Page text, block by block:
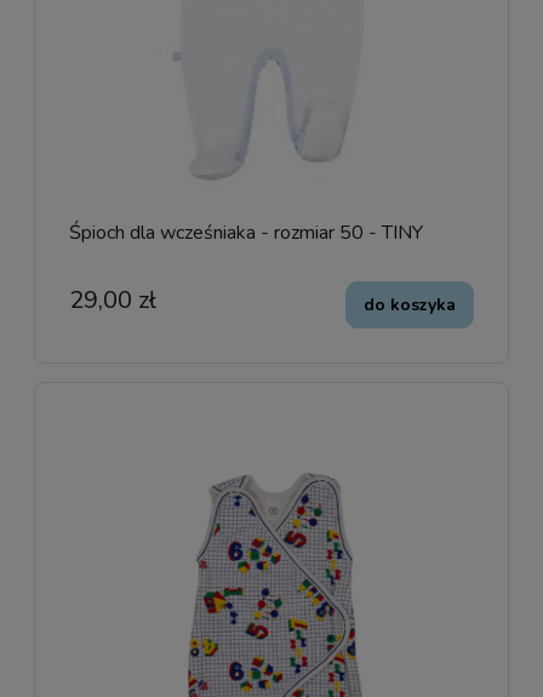
Śpioch dla wcześniaka - rozmiar 50 - TINY
29,00 zł do koszyka